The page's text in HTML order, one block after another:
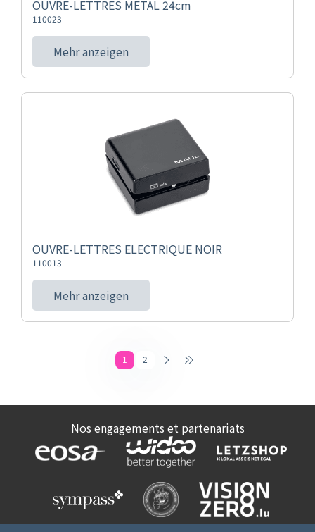
OUVRE-LETTRES METAL 24cm
110023
Mehr anzeigen
OUVRE-LETTRES ELECTRIQUE NOIR
110013
Mehr anzeigen
1 2
Nos engagements et partenariats